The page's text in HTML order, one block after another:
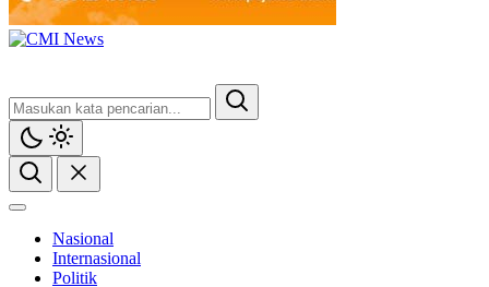
CMI News
Berani, Integritas dan Loyalitas
Nasional
Internasional
Politik